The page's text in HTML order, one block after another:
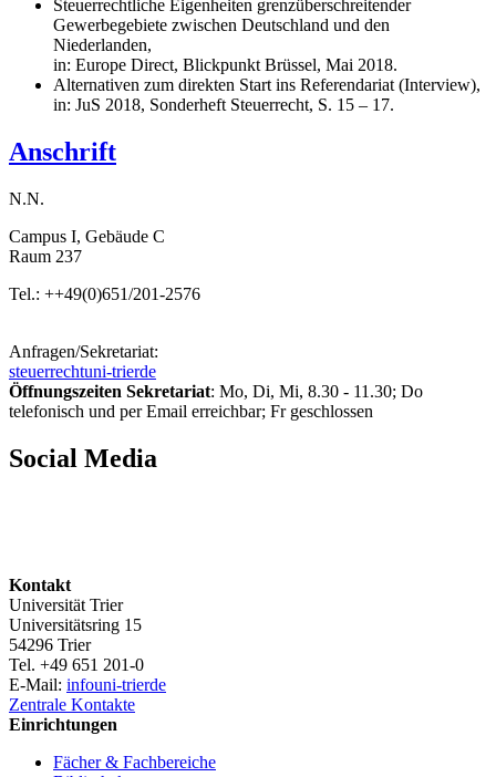
Steuerrechtliche Eigenheiten grenzüberschreitender
Gewerbegebiete zwischen Deutschland und den
Niederlanden,
in: Europe Direct, Blickpunkt Brüssel, Mai 2018.
Alternativen zum direkten Start ins Referendariat (Interview),
in: JuS 2018, Sonderheft Steuerrecht, S. 15 – 17.
Anschrift
N.N.
Campus I, Gebäude C
Raum 237
Tel.: ++49(0)651/201-2576
Anfragen/Sekretariat:
steuerrechtuni-trierde
Öffnungszeiten Sekretariat: Mo, Di, Mi, 8.30 - 11.30; Do
telefonisch und per Email erreichbar; Fr geschlossen
Social Media
Kontakt
Universität Trier
Universitätsring 15
54296 Trier
Tel. +49 651 201-0
E-Mail: infouni-trierde
Zentrale Kontakte
Einrichtungen
Fächer & Fachbereiche